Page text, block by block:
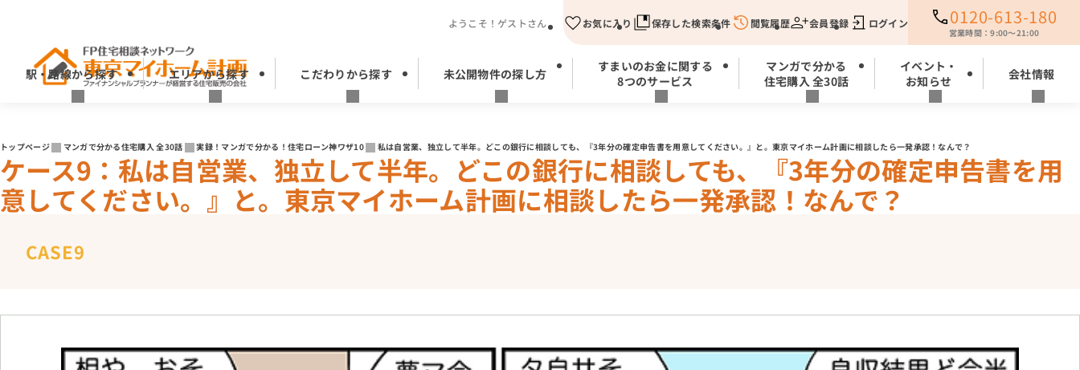
ようこそ！ゲストさん お気に入り 保存した検索条件 閲覧履歴 会員登録 ログイン 0120-613-180
営業時間：9:00～21:00
駅・路線から探す エリアから探す こだわりから探す 未公開物件の探し方
すまいのお金に関する
8つのサービス
マンガで分かる
住宅購入 全30話
イベント・
お知らせ
会社情報
トップページ マンガで分かる住宅購入 全30話 実録！マンガで分かる！住宅ローン神ワザ10 私は自営業、独立して半年。どこの銀行に相談しても、『3年分の確定申告書を用意してください。』と。東京マイホーム計画に相談したら一発承認！なんで？
ケース9：私は自営業、独立して半年。どこの銀行に相談しても、『3年分の確定申告書を用
意してください。』と。東京マイホーム計画に相談したら一発承認！なんで？
CASE9